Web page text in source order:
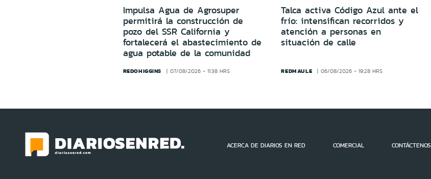
Impulsa Agua de Agrosuper
permitirá la construcción de
pozo del SSR California y
fortalecerá el abastecimiento de
agua potable de la comunidad
REDOHIGGINS 07/08/2026 - 11:38 HRS
Talca activa Código Azul ante el
frío: intensifican recorridos y
atención a personas en
situación de calle
REDMAULE 06/08/2026 - 19:28 HRS
ACERCA DE DIARIOS EN RED COMERCIAL CONTÁCTENOS